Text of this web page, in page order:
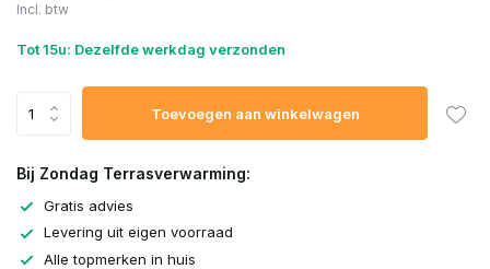
Incl. btw
Tot 15u: Dezelfde werkdag verzonden
Toevoegen aan winkelwagen
Bij Zondag Terrasverwarming:
Gratis advies
Levering uit eigen voorraad
Alle topmerken in huis